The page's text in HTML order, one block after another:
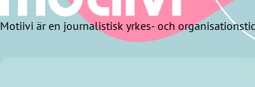
Motiivi är en journalistisk yrkes- och